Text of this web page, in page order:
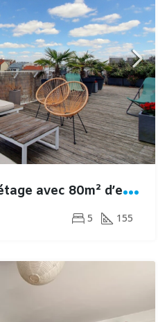
B
eau Duplex dernier étage avec 80m² d’espaces extérieurs
5 155